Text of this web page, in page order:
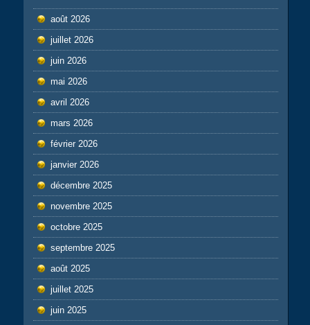
août 2026
juillet 2026
juin 2026
mai 2026
avril 2026
mars 2026
février 2026
janvier 2026
décembre 2025
novembre 2025
octobre 2025
septembre 2025
août 2025
juillet 2025
juin 2025